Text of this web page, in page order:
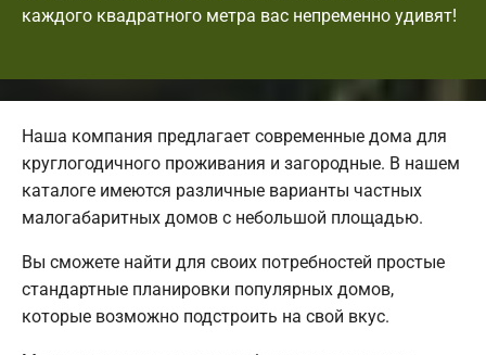
каждого квадратного метра вас непременно удивят!
Наша компания предлагает современные дома для
круглогодичного проживания и загородные. В нашем
каталоге имеются различные варианты частных
малогабаритных домов с небольшой площадью.
Вы сможете найти для своих потребностей простые
стандартные планировки популярных домов,
которые возможно подстроить на свой вкус.